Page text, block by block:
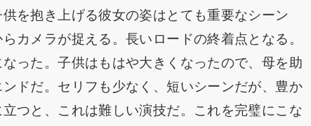
を抱き上げる彼女の姿はとても重要なシーン
カメラが捉える。長いロードの終着点となる。
った。子供はもはや大きくなったので、母を助
ドだ。セリフも少なく、短いシーンだが、豊か
つと、これは難しい演技だ。これを完璧にこな